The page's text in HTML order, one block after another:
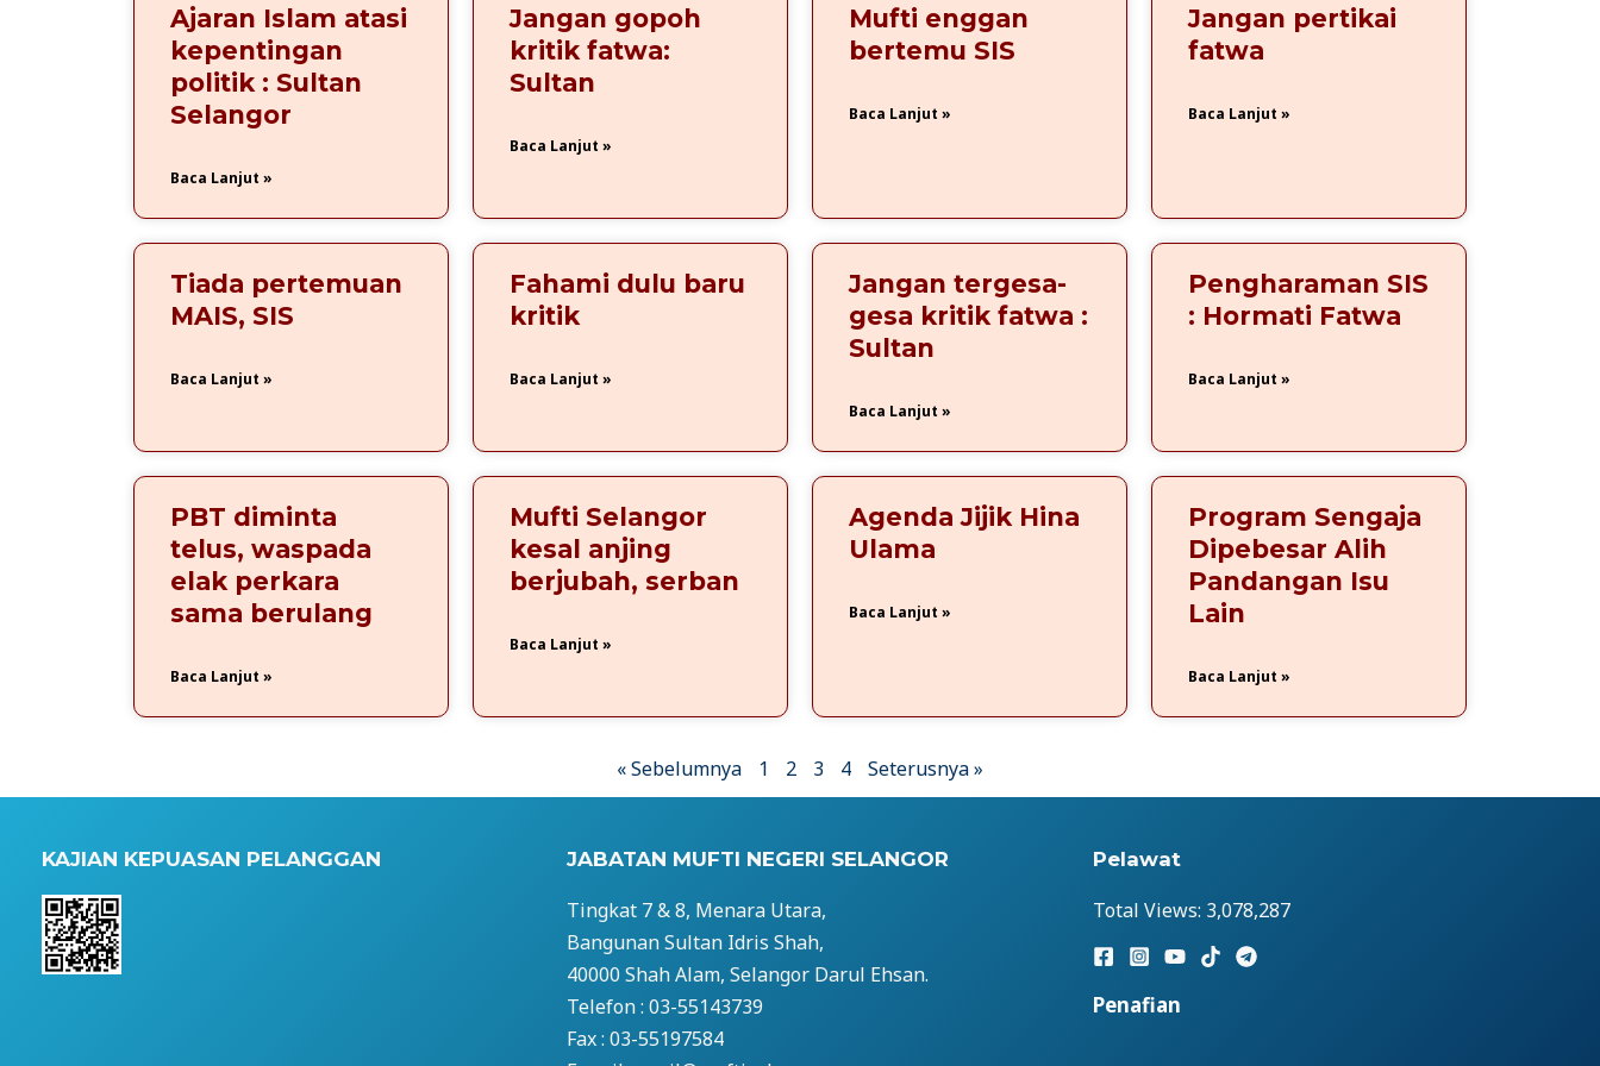
Ajaran Islam atasi
kepentingan
politik : Sultan
Selangor
Baca Lanjut »
Jangan gopoh
kritik fatwa:
Sultan
Baca Lanjut »
Mufti enggan
bertemu SIS
Baca Lanjut »
Jangan pertikai
fatwa
Baca Lanjut »
Tiada pertemuan
MAIS, SIS
Baca Lanjut »
Fahami dulu baru
kritik
Baca Lanjut »
Jangan tergesa-
gesa kritik fatwa :
Sultan
Baca Lanjut »
Pengharaman SIS
: Hormati Fatwa
Baca Lanjut »
PBT diminta
telus, waspada
elak perkara
sama berulang
Baca Lanjut »
Mufti Selangor
kesal anjing
berjubah, serban
Baca Lanjut »
Agenda Jijik Hina
Ulama
Baca Lanjut »
Program Sengaja
Dipebesar Alih
Pandangan Isu
Lain
Baca Lanjut »
« Sebelumnya 1 2 3 4 Seterusnya »
KAJIAN KEPUASAN PELANGGAN JABATAN MUFTI NEGERI SELANGOR
Tingkat 7 & 8, Menara Utara,
Bangunan Sultan Idris Shah,
40000 Shah Alam, Selangor Darul Ehsan.
Telefon : 03-55143739
Fax : 03-55197584
Pelawat
Total Views: 3,078,287
Penafian